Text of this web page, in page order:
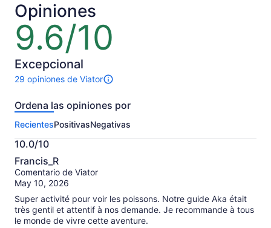
adulto*
*Si
ingresas
varios
adultos,
obtienes
un
más
bajo
Opiniones
9.6/10
9.6
de
10
Excepcional
29 opiniones de Viator
Hay
opiniones
esta
actividad.
Más
información
sobre
nuestras
verificadas
Ordena las opiniones por
RecientesPositivasNegativas
10.0/10
10.0
de
10
Francis_R
Comentario de Viator
May 10, 2026
Super activité pour voir les poissons. Notre guide Aka était
très gentil et attentif à nos demande. Je recommande à tous
le monde de vivre cette aventure.